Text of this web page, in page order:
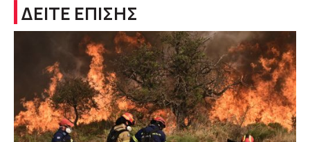
ΔΕΙΤΕ ΕΠΙΣΗΣ